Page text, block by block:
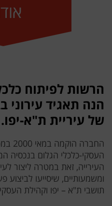
הרשות לפיתוח
הנה תאגיד
של עיריית ת"א-יפו.
העסקי-כלכלי הגלום בנכסיה
העירייה, זאת במטרה ליצור
ומשמעותיים, שיסייעו לביצוע
תושבי ת"א – יפו וקהילת